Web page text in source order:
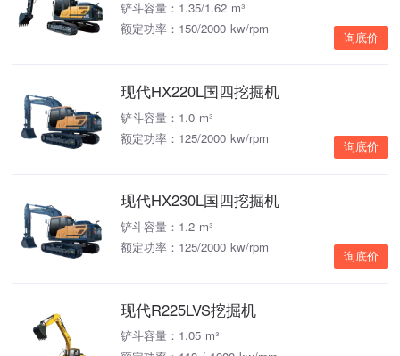
铲斗容量：1.35/1.62 m³
额定功率：150/2000 kw/rpm
询底价
现代HX220L国四挖掘机
铲斗容量：1.0 m³
额定功率：125/2000 kw/rpm
询底价
现代HX230L国四挖掘机
铲斗容量：1.2 m³
额定功率：125/2000 kw/rpm
询底价
现代R225LVS挖掘机
铲斗容量：1.05 m³